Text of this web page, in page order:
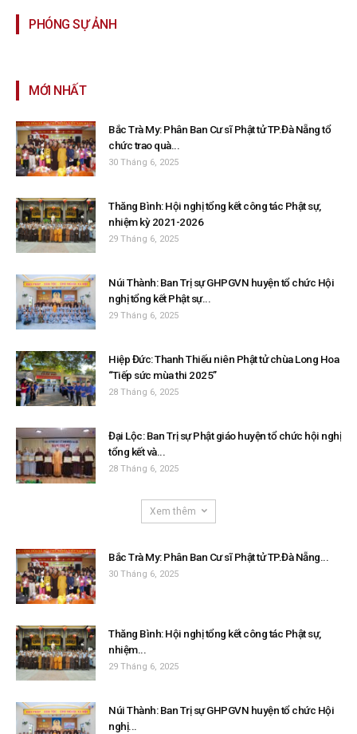
PHÓNG SỰ ẢNH
MỚI NHẤT
Bắc Trà My: Phân Ban Cư sĩ Phật tử TP.Đà Nẵng tổ
chức trao quà...
30 Tháng 6, 2025
Thăng Bình: Hội nghị tổng kết công tác Phật sự,
nhiệm kỳ 2021-2026
29 Tháng 6, 2025
Núi Thành: Ban Trị sự GHPGVN huyện tổ chức Hội
nghị tổng kết Phật sự...
29 Tháng 6, 2025
Hiệp Đức: Thanh Thiếu niên Phật tử chùa Long Hoa
“Tiếp sức mùa thi 2025”
28 Tháng 6, 2025
Đại Lộc: Ban Trị sự Phật giáo huyện tổ chức hội nghị
tổng kết và...
28 Tháng 6, 2025
Xem thêm
Bắc Trà My: Phân Ban Cư sĩ Phật tử TP.Đà Nẵng...
30 Tháng 6, 2025
Thăng Bình: Hội nghị tổng kết công tác Phật sự,
nhiệm...
29 Tháng 6, 2025
Núi Thành: Ban Trị sự GHPGVN huyện tổ chức Hội
nghị...